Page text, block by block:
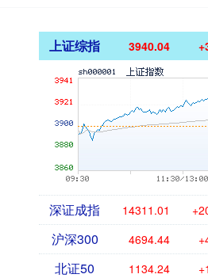
上证综指 3940.04
深证成指 14311.01
沪深300 4694.44
北证50 1134.24